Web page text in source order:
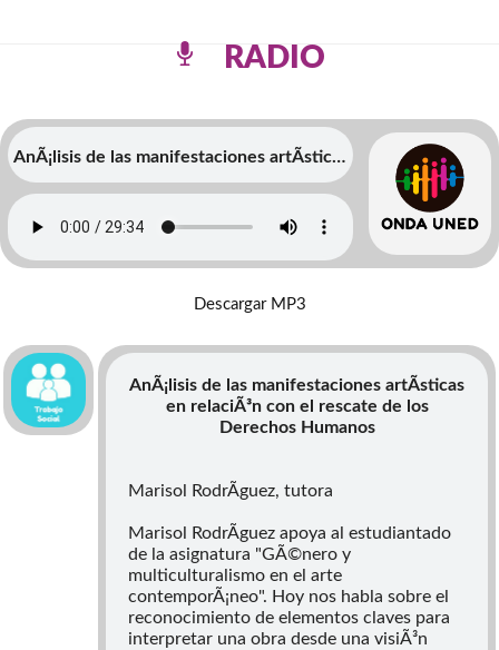
RADIO
AnÃ¡lisis de las manifestaciones artÃ­sticas
en relaciÃ³n con el rescate de los Derechos
Humanos
Descargar MP3
AnÃ¡lisis de las manifestaciones artÃ­sticas
en relaciÃ³n con el rescate de los
Derechos Humanos
Marisol RodrÃ­guez, tutora
Marisol RodrÃ­guez apoya al estudiantado
de la asignatura "GÃ©nero y
multiculturalismo en el arte
contemporÃ¡neo". Hoy nos habla sobre el
reconocimiento de elementos claves para
interpretar una obra desde una visiÃ³n